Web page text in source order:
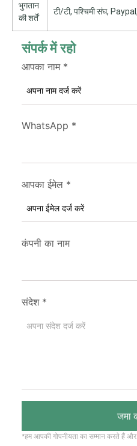
भुगतान
की शर्तें
टी/टी, पश्चिमी संघ,
संपर्क में रहो
आपका नाम *
WhatsApp *
आपका ईमेल *
कंपनी का नाम
संदेश *
जमा
*हम आपकी गोपनीयता का सम्मान करते हैं और